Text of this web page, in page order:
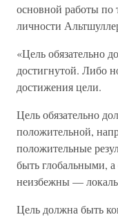
основной работы по
личности
«Цель обязательно
достигнутой. Либо
достижения цели.
Цель обязательно
положительной,
положительные
быть глобальными,
неизбежны —
Цель должна быть